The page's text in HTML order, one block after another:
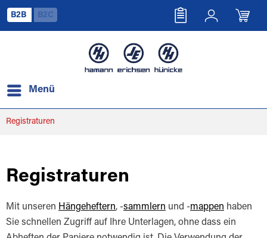
B2B B2C
Menü
Registraturen
Registraturen
Mit unseren Hängeheftern, -sammlern und -mappen haben
Sie schnellen Zugriff auf Ihre Unterlagen, ohne dass ein